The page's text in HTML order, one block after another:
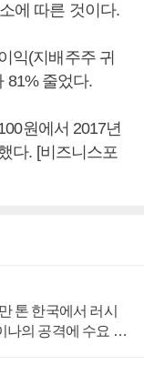
에 따른 것이다.
익(지배주주 귀
81% 줄었다.
원에서 2017년
다. [비즈니스포
톤 한국에서 러시
나의 공격에 수요 늘